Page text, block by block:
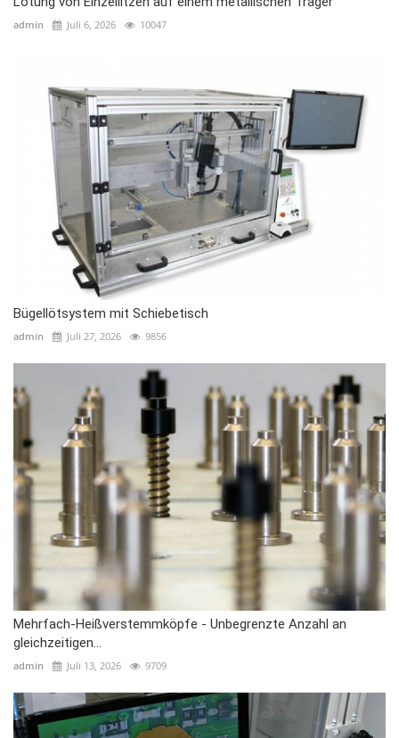
admin Juli 6, 2026 10047
Bügellötsystem mit Schiebetisch
admin Juli 27, 2026 9856
Mehrfach-Heißverstemmköpfe - Unbegrenzte Anzahl an
gleichzeitigen...
admin Juli 13, 2026 9709